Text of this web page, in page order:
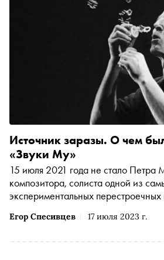
Егор Спесивцев 17 июля 2023 г.
Источник заразы. О чем
«Звуки Му»
15 июля 2021 года не стало
композитора, солиста одной из
экспериментальных
«Сноба»